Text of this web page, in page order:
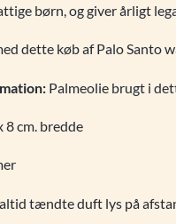
børn, og giver årligt
dette køb af Palo Santo
Palmeolie brugt i
8 cm. bredde
tændte duft lys på